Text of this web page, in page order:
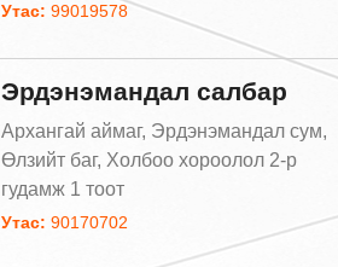
Утас: 99019578
Эрдэнэмандал салбар
Архангай аймаг, Эрдэнэмандал сум,
Өлзийт баг, Холбоо хороолол 2-р
гудамж 1 тоот
Утас: 90170702